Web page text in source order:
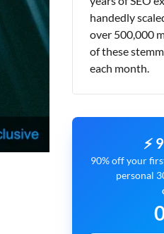
handedly
over 500,000
of these
each month.
⚡
90% off your
personal